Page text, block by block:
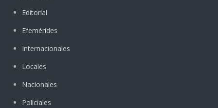
Editorial
Efemérides
Internacionales
Locales
Nacionales
Policiales